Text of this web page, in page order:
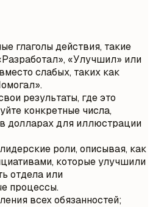
глаголы действия, такие
«Улучшил» или
слабых, таких как
результаты, где это
конкретные числа,
долларах для иллюстрации
роли, описывая, как
которые улучшили
отдела или
процессы.
всех обязанностей;